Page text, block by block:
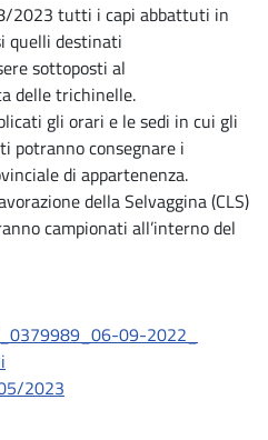
2023 tutti i capi abbattuti in
quelli destinati
sottoposti al
delle trichinelle.
gli orari e le sedi in cui gli
potranno consegnare i
di appartenenza.
della Selvaggina (CLS)
campionati all’interno del
09-2022_
2023